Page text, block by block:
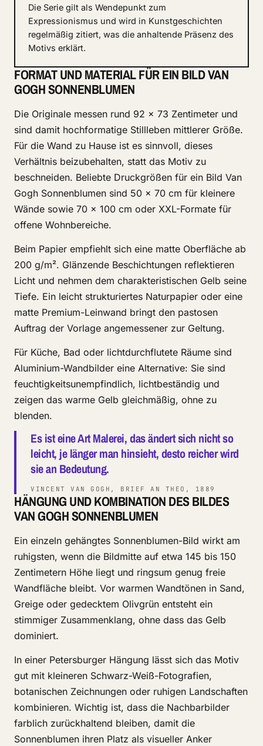
Die Serie gilt als Wendepunkt zum
Expressionismus und wird in Kunstgeschichten
regelmäßig zitiert, was die anhaltende Präsenz des
Motivs erklärt.
FORMAT UND MATERIAL FÜR EIN BILD VAN
GOGH SONNENBLUMEN
Die Originale messen rund 92 × 73 Zentimeter und
sind damit hochformatige Stillleben mittlerer Größe.
Für die Wand zu Hause ist es sinnvoll, dieses
Verhältnis beizubehalten, statt das Motiv zu
beschneiden. Beliebte Druckgrößen für ein Bild Van
Gogh Sonnenblumen sind 50 × 70 cm für kleinere
Wände sowie 70 × 100 cm oder XXL-Formate für
offene Wohnbereiche.
Beim Papier empfiehlt sich eine matte Oberfläche ab
200 g/m². Glänzende Beschichtungen reflektieren
Licht und nehmen dem charakteristischen Gelb seine
Tiefe. Ein leicht strukturiertes Naturpapier oder eine
matte Premium-Leinwand bringt den pastosen
Auftrag der Vorlage angemessener zur Geltung.
Für Küche, Bad oder lichtdurchflutete Räume sind
Aluminium-Wandbilder eine Alternative: Sie sind
feuchtigkeitsunempfindlich, lichtbeständig und
zeigen das warme Gelb gleichmäßig, ohne zu
blenden.
Es ist eine Art Malerei, das ändert sich nicht so
leicht, je länger man hinsieht, desto reicher wird
sie an Bedeutung.
VINCENT VAN GOGH, BRIEF AN THEO, 1889
HÄNGUNG UND KOMBINATION DES BILDES
VAN GOGH SONNENBLUMEN
Ein einzeln gehängtes Sonnenblumen-Bild wirkt am
ruhigsten, wenn die Bildmitte auf etwa 145 bis 150
Zentimetern Höhe liegt und ringsum genug freie
Wandfläche bleibt. Vor warmen Wandtönen in Sand,
Greige oder gedecktem Olivgrün entsteht ein
stimmiger Zusammenklang, ohne dass das Gelb
dominiert.
In einer Petersburger Hängung lässt sich das Motiv
gut mit kleineren Schwarz-Weiß-Fotografien,
botanischen Zeichnungen oder ruhigen Landschaften
kombinieren. Wichtig ist, dass die Nachbarbilder
farblich zurückhaltend bleiben, damit die
Sonnenblumen ihren Platz als visueller Anker